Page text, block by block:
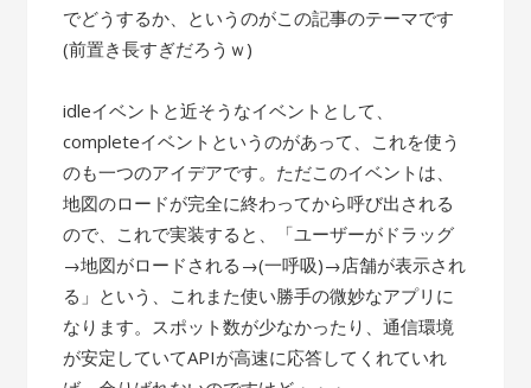
でどうするか、というのがこの記事のテーマです
(前置き長すぎだろうｗ)
idleイベントと近そうなイベントとして、
completeイベントというのがあって、これを使う
のも一つのアイデアです。ただこのイベントは、
地図のロードが完全に終わってから呼び出される
ので、これで実装すると、「ユーザーがドラッグ
→地図がロードされる→(一呼吸)→店舗が表示され
る」という、これまた使い勝手の微妙なアプリに
なります。スポット数が少なかったり、通信環境
が安定していてAPIが高速に応答してくれていれ